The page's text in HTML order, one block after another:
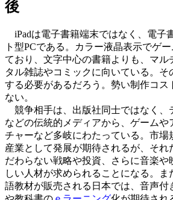
後
iPadは電子書籍端末ではなく、電子
ト型PCである。カラー液晶表示でゲ
ており、文字中心の書籍よりも、マル
タル雑誌やコミックに向いている。そ
する必要があるだろう。勢い制作コス
ない。
競争相手は、出版社同士ではなく、
などの伝統的メディアから、ゲームや
チャーなど多岐にわたっている。市場
産業として発展が期待されるが、それ
だわらない戦略や投資、さらに音楽や
しい人材が求められることになる。
語教材が販売される日本では、音声付